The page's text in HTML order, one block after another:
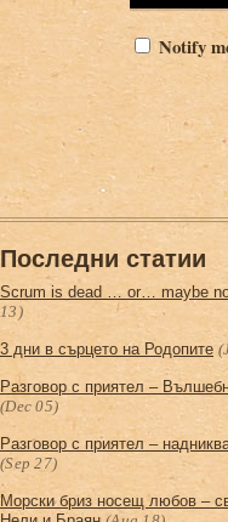
Notify
Последни статии
Scrum is dead … or… maybe
13)
3 дни в сърцето на Родопите
Разговор с приятел –
(Dec 05)
Разговор с приятел –
(Sep 27)
Морски бриз носещ любов –